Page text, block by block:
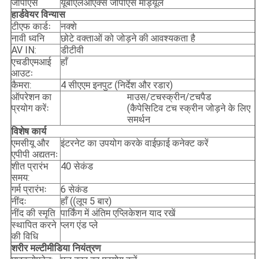
जीपीएस
यूबीएलओएक्स जीपीएस मॉड्यूल
हार्डवेयर विन्यास
टीएफ कार्डः
नक्शे
नावी ध्वनि
छोटे वक्ताओं को जोड़ने की आवश्यकता है
AV IN:
डीटीवी
एचडीएमआई
आउटः
हाँ
कैमरा:
4 सीएएम इनपुट (निर्देश और रडार)
ऑपरेशन का
प्रयोग करेंः
माउस/टचस्क्रीन/टचपैड
(कैपेसिटिव टच स्क्रीन जोड़ने के लिए
समर्थन
विशेष कार्य
एमसीयू और
एपीपी अद्यतनः
इंटरनेट का उपयोग करके वाईफ़ाई कनेक्ट करें
शीत प्रारंभ
समय:
40 सेकंड
गर्म प्रारंभः
6 सेकंड
नींदः
हाँ ((लूप 5 बार)
नींद की स्मृति पार्किंग में अंतिम एप्लिकेशन याद रखें
स्थापित करने
की विधि
प्लग एंड प्ले
शरीर मल्टीमीडिया नियंत्रण